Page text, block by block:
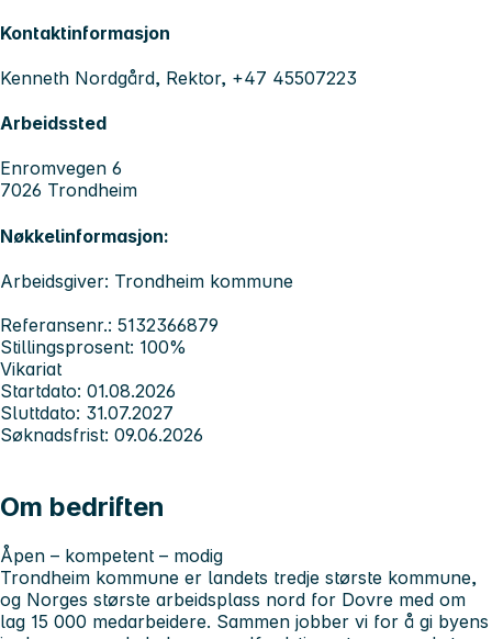
Kontaktinformasjon
Kenneth Nordgård, Rektor, +47 45507223
Arbeidssted
Enromvegen 6
7026 Trondheim
Nøkkelinformasjon:
Arbeidsgiver: Trondheim kommune
Referansenr.: 5132366879
Stillingsprosent: 100%
Vikariat
Startdato: 01.08.2026
Sluttdato: 31.07.2027
Søknadsfrist: 09.06.2026
Om bedriften
Åpen – kompetent – modig
Trondheim kommune er landets tredje største kommune,
og Norges største arbeidsplass nord for Dovre med om
lag 15 000 medarbeidere. Sammen jobber vi for å gi byens